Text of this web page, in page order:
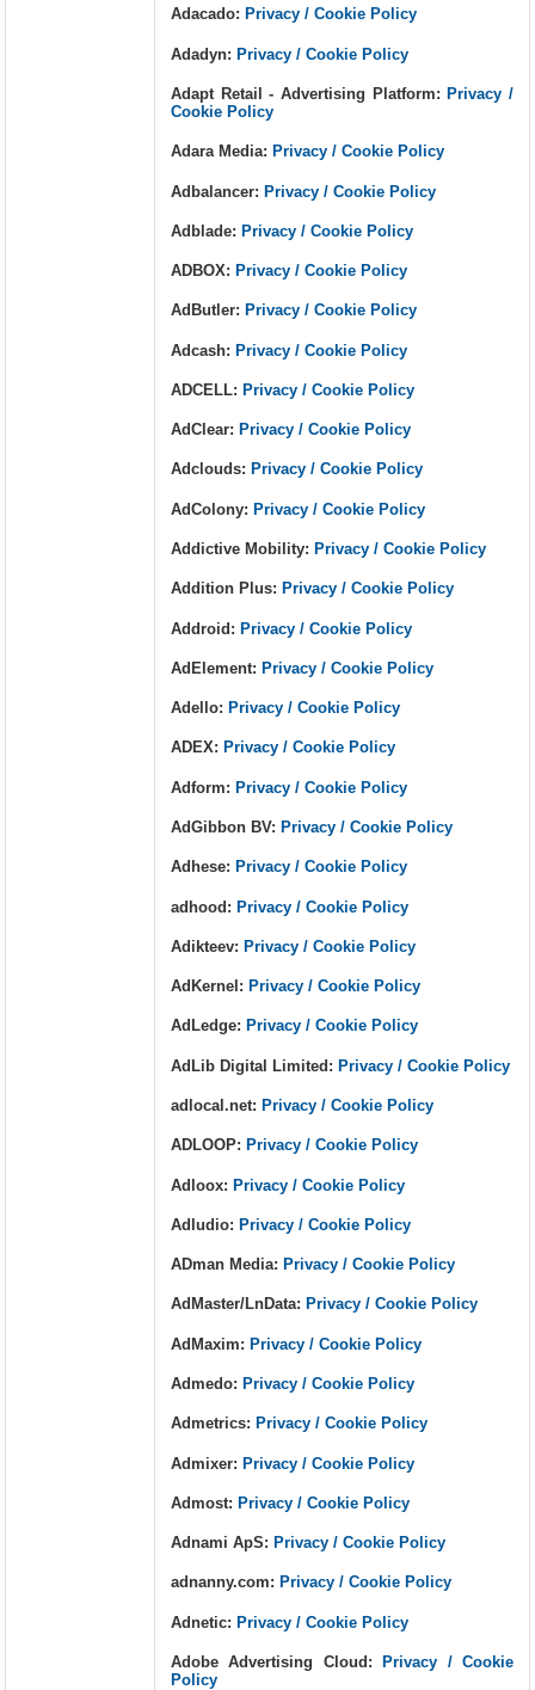
Adacado: Privacy / Cookie Policy
Adadyn: Privacy / Cookie Policy
Adapt Retail - Advertising Platform: Privacy /
Cookie Policy
Adara Media: Privacy / Cookie Policy
Adbalancer: Privacy / Cookie Policy
Adblade: Privacy / Cookie Policy
ADBOX: Privacy / Cookie Policy
AdButler: Privacy / Cookie Policy
Adcash: Privacy / Cookie Policy
ADCELL: Privacy / Cookie Policy
AdClear: Privacy / Cookie Policy
Adclouds: Privacy / Cookie Policy
AdColony: Privacy / Cookie Policy
Addictive Mobility: Privacy / Cookie Policy
Addition Plus: Privacy / Cookie Policy
Addroid: Privacy / Cookie Policy
AdElement: Privacy / Cookie Policy
Adello: Privacy / Cookie Policy
ADEX: Privacy / Cookie Policy
Adform: Privacy / Cookie Policy
AdGibbon BV: Privacy / Cookie Policy
Adhese: Privacy / Cookie Policy
adhood: Privacy / Cookie Policy
Adikteev: Privacy / Cookie Policy
AdKernel: Privacy / Cookie Policy
AdLedge: Privacy / Cookie Policy
AdLib Digital Limited: Privacy / Cookie Policy
adlocal.net: Privacy / Cookie Policy
ADLOOP: Privacy / Cookie Policy
Adloox: Privacy / Cookie Policy
Adludio: Privacy / Cookie Policy
ADman Media: Privacy / Cookie Policy
AdMaster/LnData: Privacy / Cookie Policy
AdMaxim: Privacy / Cookie Policy
Admedo: Privacy / Cookie Policy
Admetrics: Privacy / Cookie Policy
Admixer: Privacy / Cookie Policy
Admost: Privacy / Cookie Policy
Adnami ApS: Privacy / Cookie Policy
adnanny.com: Privacy / Cookie Policy
Adnetic: Privacy / Cookie Policy
Adobe Advertising Cloud:
Privacy / Cookie
Policy